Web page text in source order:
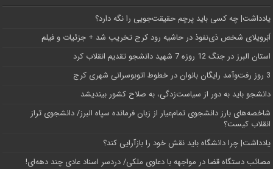
یادداشت| ‌چه کسی باید پرچم حقیقت‌جویی را نگه دارد؟
اَبَر‌ویلای شخص ذی‌نفوذ در حاشیه‌ رود کرج تخریب شد + جزئیات و فیلم
استان البرز در جنگ 12 روزه 7 شهید دانشجو تقدیم انقلاب کرد
3 روز رفت‌وآمد رایگان بانوان در خطوط اتوبوسرانی شهری کرج
دانشجو باید به دور از سیاست‌زدگی، به صلاح کشور بیندیشد
شاخصه‌های بارز دانشجوی تمام‌عیار از زبان فرمانده سپاه البرز/ دانشجوی تراز
انقلاب کیست؟
یادداشت| چرا دانشگاه باید نقش خود را بازآرایی کند؟
مصائب دستگاه قضا در مواجهه با دعاوی ملکی/ دردسر اسناد عادی چند‌ دهه‌ای!